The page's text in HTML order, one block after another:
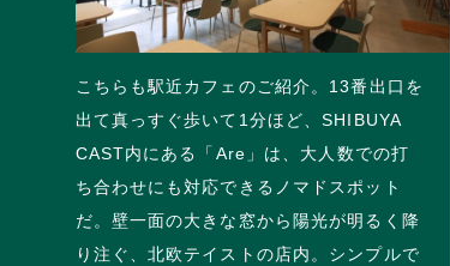
こちらも駅近カフェのご紹介。13番出口を
出て真っすぐ歩いて1分ほど、SHIBUYA
CAST内にある「Are」は、大人数での打
ち合わせにも対応できるノマドスポット
だ。壁一面の大きな窓から陽光が明るく降
り注ぐ、北欧テイストの店内。シンプルで